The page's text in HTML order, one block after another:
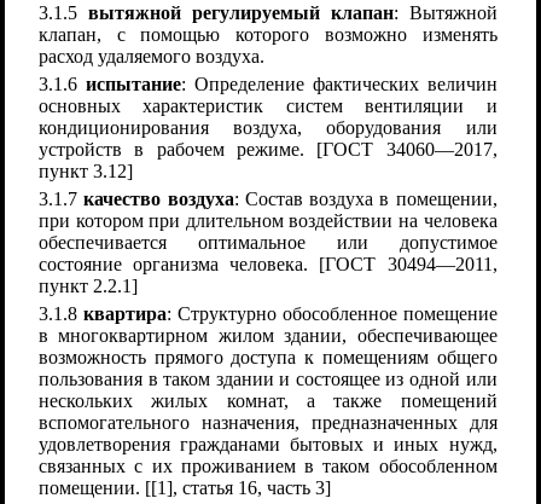
3.1.5 вытяжной регулируемый клапан: Вытяжной
клапан, с помощью которого возможно изменять
расход удаляемого воздуха.
3.1.6 испытание: Определение фактических величин
основных характеристик систем вентиляции и
кондиционирования воздуха, оборудования или
устройств в рабочем режиме. [ГОСТ 34060—2017,
пункт 3.12]
3.1.7качество воздуха: Состав воздуха в помещении,
при котором при длительном воздействии на человека
обеспечивается оптимальное или допустимое
состояние организма человека. [ГОСТ 30494—2011,
пункт 2.2.1]
3.1.8 квартира: Структурно обособленное помещение
в многоквартирном жилом здании, обеспечивающее
возможность прямого доступа к помещениям общего
пользования в таком здании и состоящее из одной или
нескольких жилых комнат, а также помещений
вспомогательного назначения, предназначенных для
удовлетворения гражданами бытовых и иных нужд,
связанных с их проживанием в таком обособленном
помещении. [[1], статья 16, часть 3]